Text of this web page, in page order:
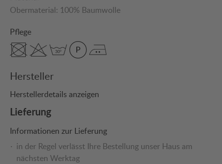
Obermaterial: 100% Baumwolle
Pflege
Hersteller
Herstellerdetails anzeigen
Lieferung
Informationen zur Lieferung
in der Regel verlässt Ihre Bestellung unser Haus am
nächsten Werktag